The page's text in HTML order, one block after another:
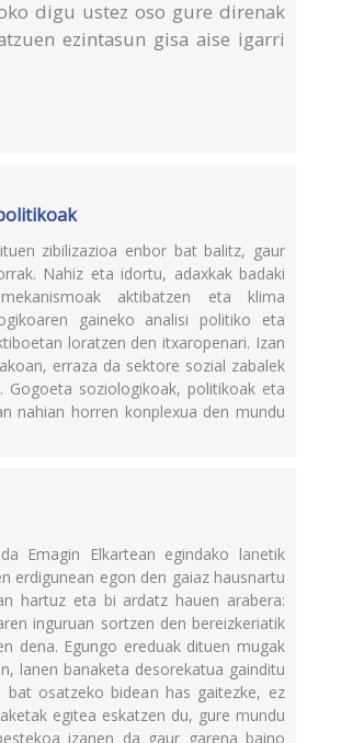
digu ustez oso gure direnak
ezintasun gisa aise igarri
zibilizazioa enbor bat balitz, gaur
Nahiz eta idortu, adaxkak badaki
aktibatzen eta klima
gaineko analisi politiko eta
loratzen den itxaropenari. Izan
erraza da sektore sozial zabalek
soziologikoak, politikoak eta
nahian horren konplexua den mundu
Emagin Elkartean egindako lanetik
erdigunean egon den gaiaz hausnartu
hartuz eta bi ardatz hauen arabera:
inguruan sortzen den bereizkeriatik
dena. Egungo ereduak dituen mugak
lanen banaketa desorekatua gainditu
osatzeko bidean has gaitezke, ez
egitea eskatzen du, gure mundu
izanen da gaur garena baino